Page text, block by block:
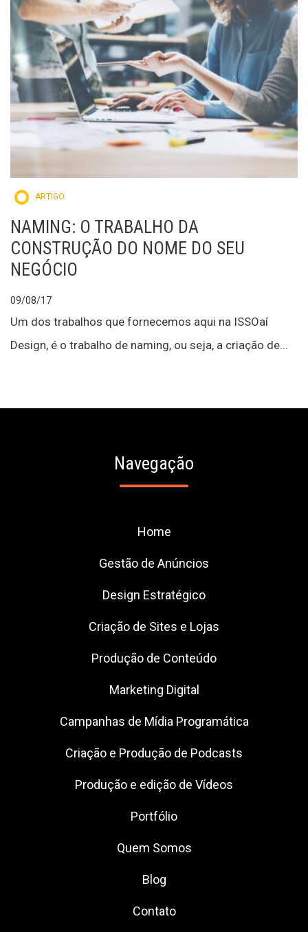
ARTIGO
NAMING: O TRABALHO DA
CONSTRUÇÃO DO NOME DO SEU
NEGÓCIO
09/08/17
Um dos trabalhos que fornecemos aqui na ISSOaí
Design, é o trabalho de naming, ou seja, a criação de...
Navegação
Home
Gestão de Anúncios
Design Estratégico
Criação de Sites e Lojas
Produção de Conteúdo
Marketing Digital
Campanhas de Mídia Programática
Criação e Produção de Podcasts
Produção e edição de Vídeos
Portfólio
Quem Somos
Blog
Contato